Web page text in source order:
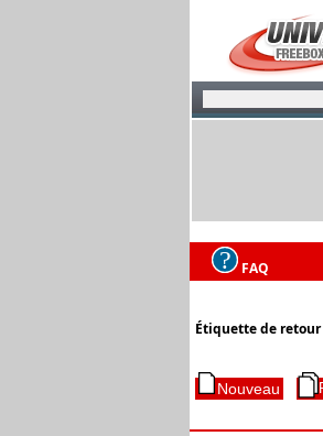
FAQ
Étiquette de